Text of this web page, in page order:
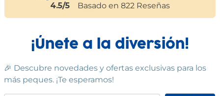
4.5/5 Basado en 822 Reseñas
¡Únete a la diversión!
🎉 Descubre novedades y ofertas exclusivas para los
más peques. ¡Te esperamos!